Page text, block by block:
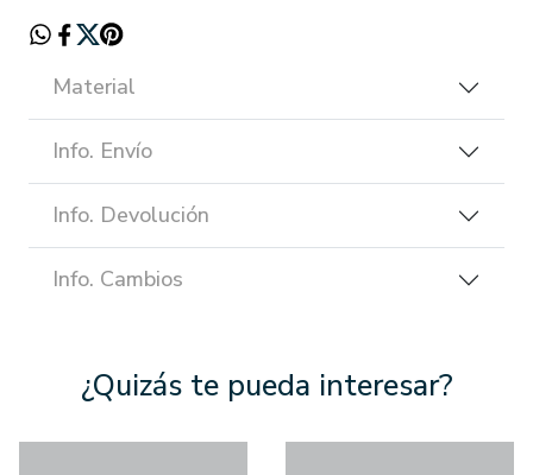
Material
Info. Envío
Info. Devolución
Info. Cambios
¿Quizás te pueda interesar?